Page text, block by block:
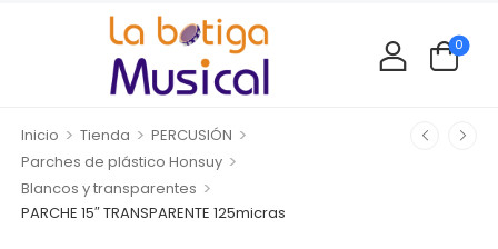
0
Inicio > Tienda > PERCUSIÓN >
Parches de plástico Honsuy >
Blancos y transparentes >
PARCHE 15″ TRANSPARENTE 125micras